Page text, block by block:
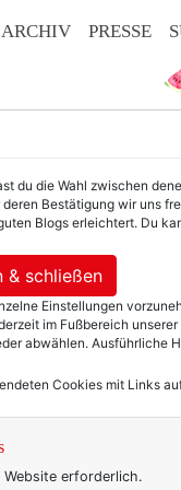
ARCHIV PRESSE
der
du die Wahl zwischen
Bestätigung wir uns
Blogs erleichtert. Du
& schließen
Einstellungen
im Fußbereich unserer
abwählen. Ausführliche
Cookies mit Links
Website erforderlich.